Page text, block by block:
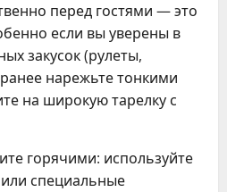
перед гостями — это
если вы уверены в
закусок (рулеты,
нарежьте тонкими
на широкую тарелку с
горячими: используйте
специальные